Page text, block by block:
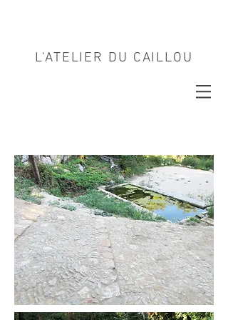
L'ATELIER DU CAILLOU